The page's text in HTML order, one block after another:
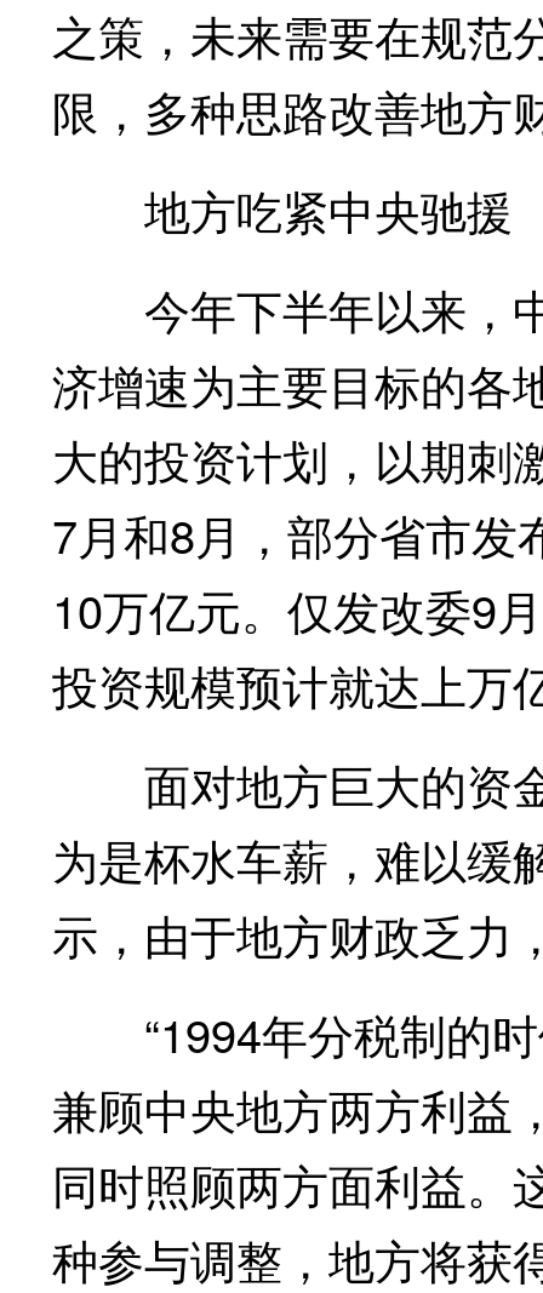
之策，未来需要在规范
限，多种思路改善地方
地方吃紧中央驰援
今年下半年以来，
济增速为主要目标的各
大的投资计划，以期刺
7月和8月，部分省市发
10万亿元。仅发改委9
投资规模预计就达上万
面对地方巨大的资金
为是杯水车薪，难以缓
示，由于地方财政乏力
“1994年分税制的时
兼顾中央地方两方利益
同时照顾两方面利益。
种参与调整，地方将获